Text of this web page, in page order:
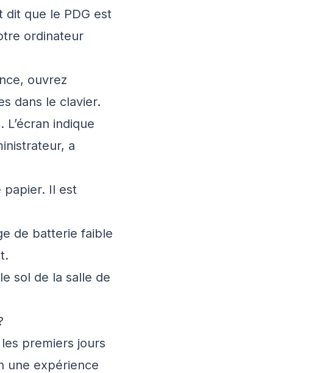
dit que le PDG est
ordinateur
ouvrez
dans le clavier.
indique
a
papier. Il est
de batterie faible
sol de la salle de
premiers jours
une expérience